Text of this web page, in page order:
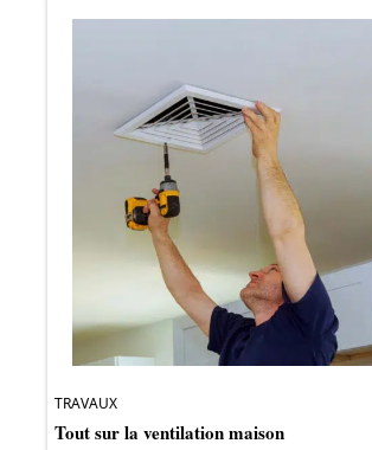
TRAVAUX
Tout sur la ventilation maison